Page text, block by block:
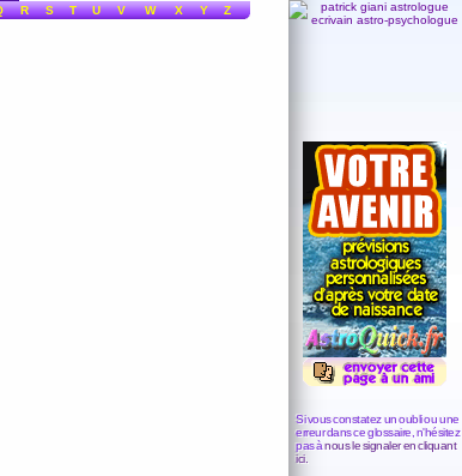
R S T U V W X Y Z
Si vous constatez un oubli ou une
erreur dans ce glossaire, n'hésitez
pas ànous le signaler en cliquant
ici.